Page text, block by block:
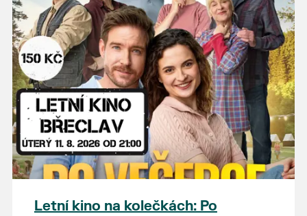
Letní kino na kolečkách: Po